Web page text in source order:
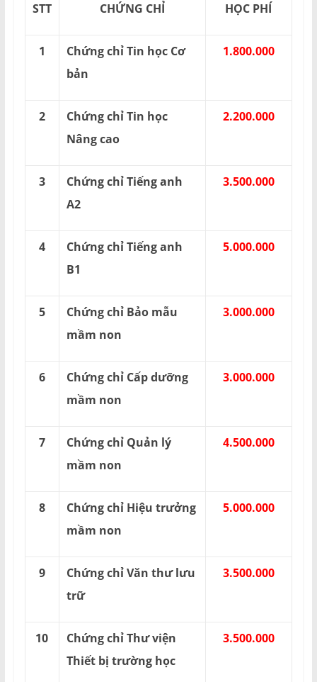
STT CHỨNG CHỈ HỌC PHÍ
1
Chứng chỉ Tin học Cơ
bản
1.800.000
2
Chứng chỉ Tin học
Nâng cao
2.200.000
3
Chứng chỉ Tiếng anh
A2
3.500.000
4
Chứng chỉ Tiếng anh
B1
5.000.000
5
Chứng chỉ Bảo mẫu
mầm non
3.000.000
6
Chứng chỉ Cấp dưỡng
mầm non
3.000.000
7
Chứng chỉ Quản lý
mầm non
4.500.000
8
Chứng chỉ Hiệu trưởng
mầm non
5.000.000
9
Chứng chỉ Văn thư lưu
trữ
3.500.000
10
Chứng chỉ Thư viện
Thiết bị trường học
3.500.000